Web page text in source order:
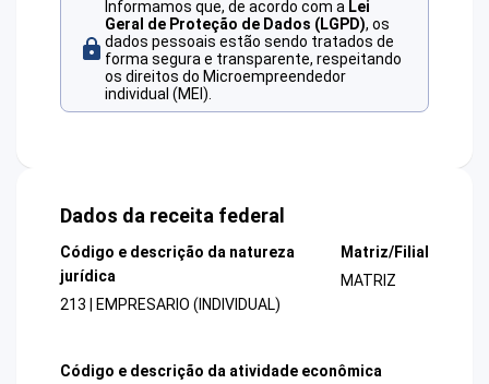
Informamos que, de acordo com a Lei
Geral de Proteção de Dados (LGPD), os
dados pessoais estão sendo tratados de
forma segura e transparente, respeitando
os direitos do Microempreendedor
individual (MEI).
Dados da receita federal
Código e descrição da natureza
jurídica
213 | EMPRESARIO (INDIVIDUAL)
Matriz/Filial
MATRIZ
Código e descrição da atividade econômica